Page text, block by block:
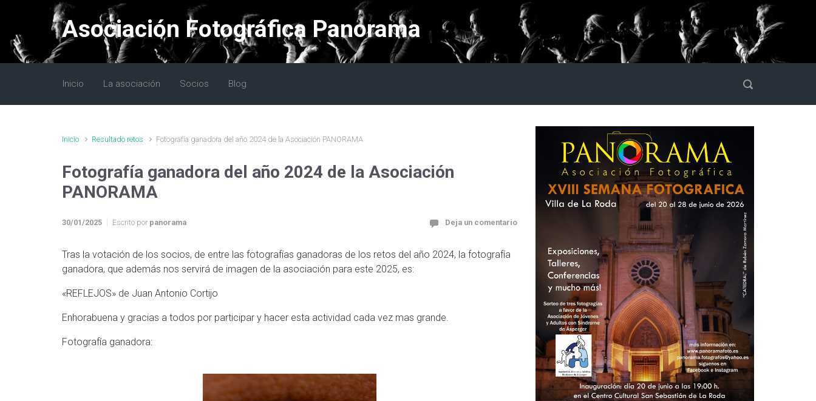
Saltar al contenido principal
Asociación Fotográfica Panorama
Inicio La asociación Socios Blog
Inicio Resultado retos Fotografía ganadora del año 2024 de la Asociación PANORAMA
Fotografía ganadora del año 2024 de la Asociación
PANORAMA
30/01/2025 Escrito por panorama Deja un comentario
Tras la votación de los socios, de entre las fotografías ganadoras de los retos del año 2024, la fotografía
ganadora, que además nos servirá de imagen de la asociación para este 2025, es:
«REFLEJOS» de Juan Antonio Cortijo
Enhorabuena y gracias a todos por participar y hacer esta actividad cada vez mas grande.
Fotografía ganadora: